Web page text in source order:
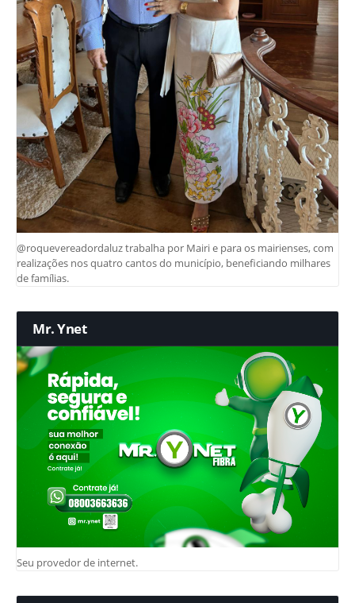
@roquevereadordaluz trabalha por Mairi e para os mairienses, com
realizações nos quatro cantos do município, beneficiando milhares
de famílias.
Mr. Ynet
Seu provedor de internet.